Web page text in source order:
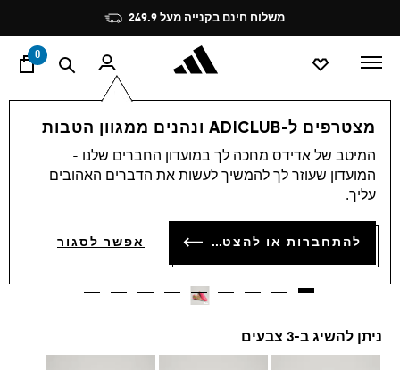
Pause
promotion
rotation
משלוח חינם בקנייה מעל 249.9
0
מצטרפים ל-ADICLUB ונהנים ממגוון הטבות
המיטב של אדידס מחכה לך במועדון החברים שלנו -
המועדון שעוזר לך להמשיך לעשות את הדברים האהובים
עליך.
להתחברות או להצטרפות אפשר לסגור
נעליים
4.8
מתוך
ערך
דירוג
ממוצע.
Read
Reviews.
דף.
4.8 (101)
HYPERFAST ELITE
₪ 1,099.90
ניתן להשיג ב-3 צבעים